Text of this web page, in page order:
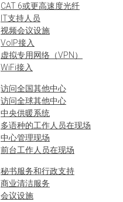
CAT 6或更高速度光纤
IT支持人员
视频会议设施
VoIP接入
虚拟专用网络（VPN）
WiFi接入
访问全国其他中心
访问全球其他中心
中央供暖系统
多语种的工作人员在现场
中心管理现场
前台工作人员在现场
秘书服务和行政支持
商业清洁服务
会议设施